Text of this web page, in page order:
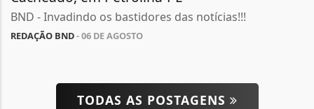
BND - Invadindo os bastidores das notícias!!!
REDAÇÃO BND- 06 DE AGOSTO
TODAS AS POSTAGENS